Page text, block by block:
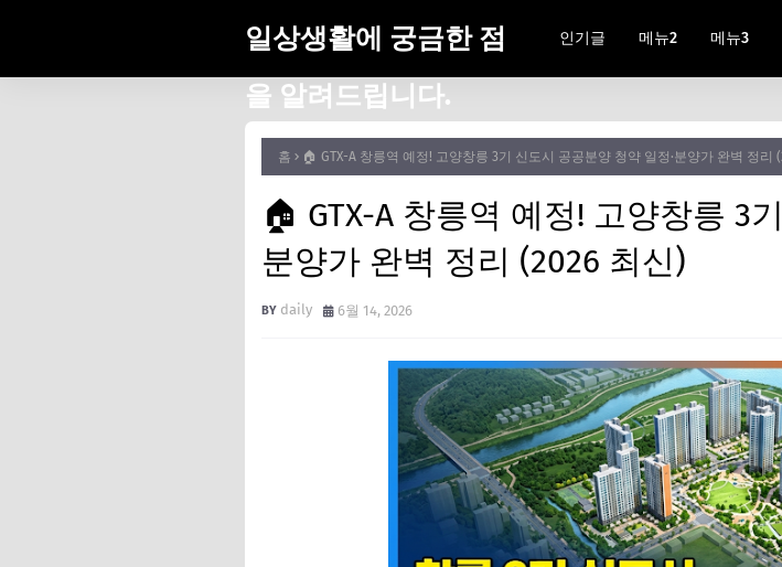
일상생활에 궁금한 점
을 알려드립니다.
인기글 메뉴2 메뉴3
홈 🏠 GTX-A 창릉역 예정! 고양창릉 3기 신도시 공공분양 청약 일정·분양가 완벽 정리
🏠 GTX-A 창릉역 예정! 고양창릉 3
분양가 완벽 정리 (2026 최신)
daily 6월 14, 2026